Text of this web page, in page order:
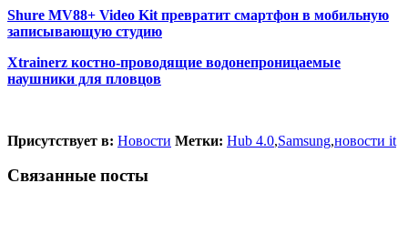
Shure MV88+ Video Kit превратит смартфон в мобильную
записывающую студию
Xtrainerz костно-проводящие водонепроницаемые
наушники для пловцов
Присутствует в: Новости Метки: Hub 4.0,Samsung,новости it
Связанные посты